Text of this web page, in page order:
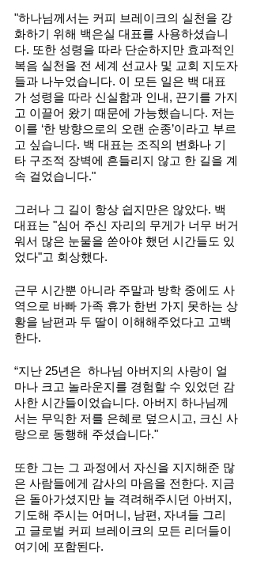
"하나님께서는 커피 브레이크의 실천을 강
화하기 위해 백은실 대표를 사용하셨습니
다. 또한 성령을 따라 단순하지만 효과적인
복음 실천을 전 세계 선교사 및 교회 지도자
들과 나누었습니다. 이 모든 일은 백 대표
가 성령을 따라 신실함과 인내, 끈기를 가지
고 이끌어 왔기 때문에 가능했습니다. 저는
이를 ‘한 방향으로의 오랜 순종’이라고 부르
고 싶습니다. 백 대표는 조직의 변화나 기
타 구조적 장벽에 흔들리지 않고 한 길을 계
속 걸었습니다."
그러나 그 길이 항상 쉽지만은 않았다. 백
대표는 "심어 주신 자리의 무게가 너무 버거
워서 많은 눈물을 쏟아야 했던 시간들도 있
었다"고 회상했다.
근무 시간뿐 아니라 주말과 방학 중에도 사
역으로 바빠 가족 휴가 한번 가지 못하는 상
황을 남편과 두 딸이 이해해주었다고 고백
한다.
“지난 25년은  하나님 아버지의 사랑이 얼
마나 크고 놀라운지를 경험할 수 있었던 감
사한 시간들이었습니다. 아버지 하나님께
서는 무익한 저를 은혜로 덮으시고, 크신 사
랑으로 동행해 주셨습니다."
또한 그는 그 과정에서 자신을 지지해준 많
은 사람들에게 감사의 마음을 전한다. 지금
은 돌아가셨지만 늘 격려해주시던 아버지,
기도해 주시는 어머니, 남편, 자녀들 그리
고 글로벌 커피 브레이크의 모든 리더들이
여기에 포함된다.